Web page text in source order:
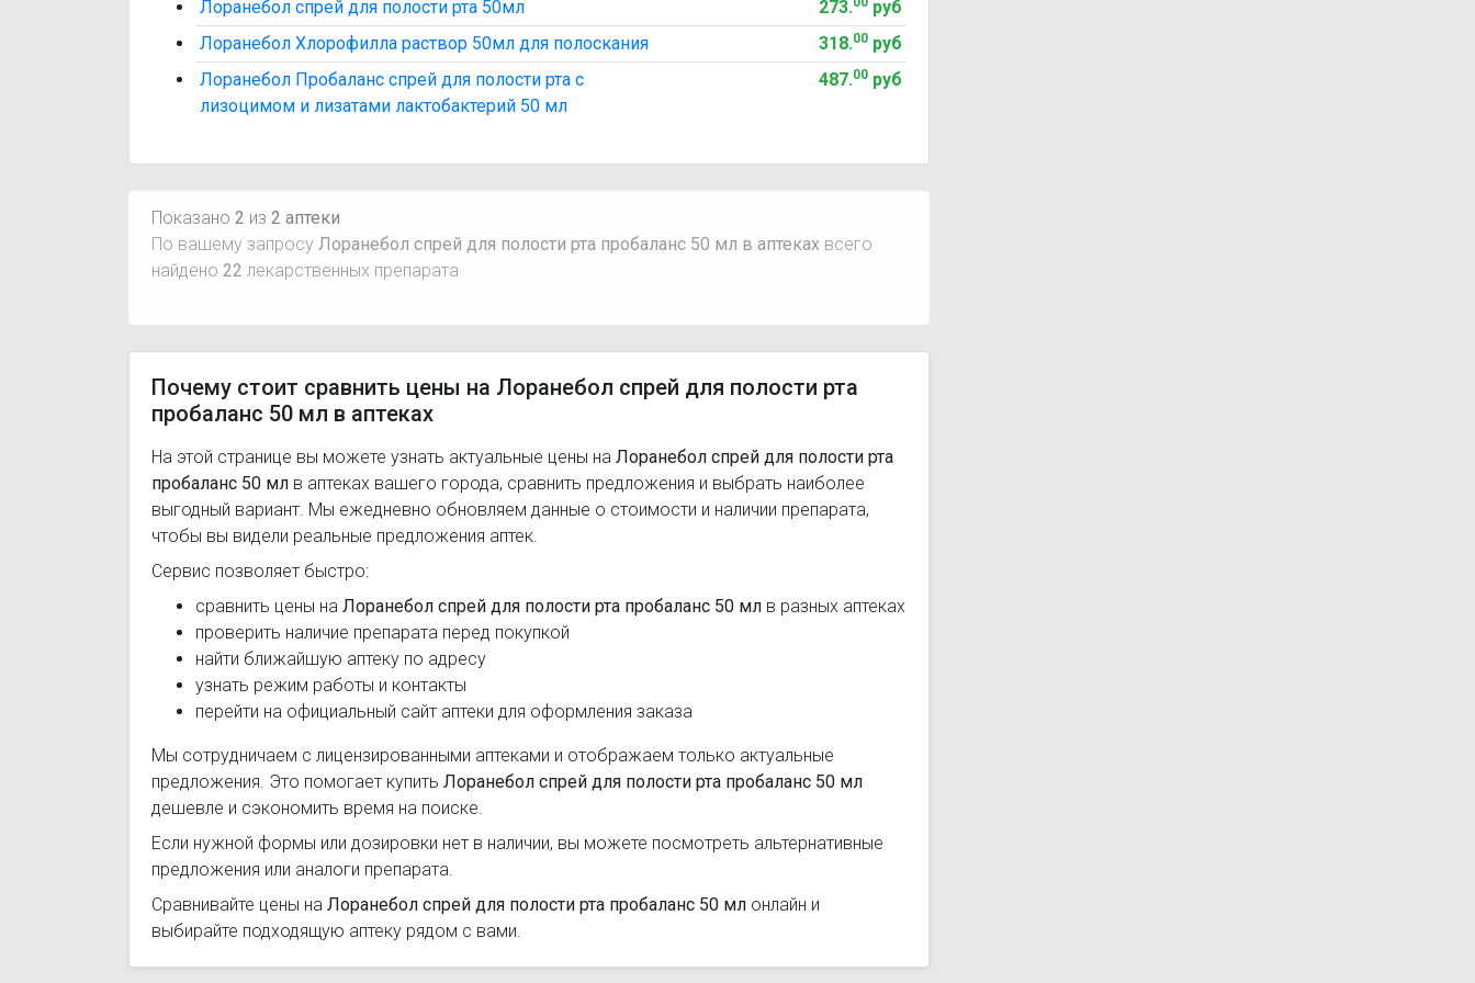
Лоранебол спрей для полости рта 50мл 273.
руб
Лоранебол Хлорофилла раствор 50мл для полоскания
318.00руб
Лоранебол Пробаланс спрей для полости рта с
лизоцимом и лизатами лактобактерий 50 мл
487.00руб
Показано 2 из 2 аптеки
По вашему запросу Лоранебол спрей для полости рта пробаланс 50 мл в аптеках всего
найдено 22 лекарственных препарата
Почему стоит сравнить цены на Лоранебол спрей для полости рта
пробаланс 50 мл в аптеках
На этой странице вы можете узнать актуальные цены на Лоранебол спрей для полости рта
пробаланс 50 мл в аптеках вашего города, сравнить предложения и выбрать наиболее
выгодный вариант. Мы ежедневно обновляем данные о стоимости и наличии препарата,
чтобы вы видели реальные предложения аптек.
Сервис позволяет быстро:
сравнить цены на Лоранебол спрей для полости рта пробаланс 50 мл в разных аптеках
проверить наличие препарата перед покупкой
найти ближайшую аптеку по адресу
узнать режим работы и контакты
перейти на официальный сайт аптеки для оформления заказа
Мы сотрудничаем с лицензированными аптеками и отображаем только актуальные
предложения. Это помогает купить Лоранебол спрей для полости рта пробаланс 50 мл
дешевле и сэкономить время на поиске.
Если нужной формы или дозировки нет в наличии, вы можете посмотреть альтернативные
предложения или аналоги препарата.
Сравнивайте цены на Лоранебол спрей для полости рта пробаланс 50 мл онлайн и
выбирайте подходящую аптеку рядом с вами.